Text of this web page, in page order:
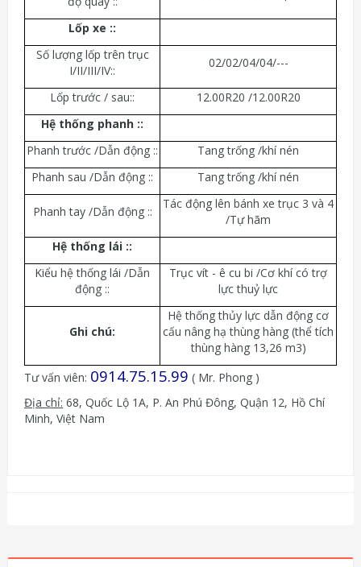
Lốp xe ::
Số lượng lốp trên trục
I/II/III/IV::
02/02/04/04/---
Lốp trước / sau::
12.00R20 /12.00R20
Hệ thống phanh ::
Phanh trước /Dẫn động ::
Tang trống /khí nén
Phanh sau /Dẫn động ::
Tang trống /khí nén
Phanh tay /Dẫn động ::
Tác động lên bánh xe trục 3 và 4
/Tự hãm
Hệ thống lái ::
Kiểu hệ thống lái /Dẫn
động ::
Trục vít - ê cu bi /Cơ khí có trợ
lực thuỷ lực
Ghi chú:
Hệ thống thủy lực dẫn động cơ
cấu nâng hạ thùng hàng (thể tích
thùng hàng 13,26 m3)
Tư vấn viên: 0914.75.15.99 ( Mr. Phong )
Địa chỉ: 68, Quốc Lộ 1A, P. An Phú Đông, Quận 12, Hồ Chí
Minh, Việt Nam